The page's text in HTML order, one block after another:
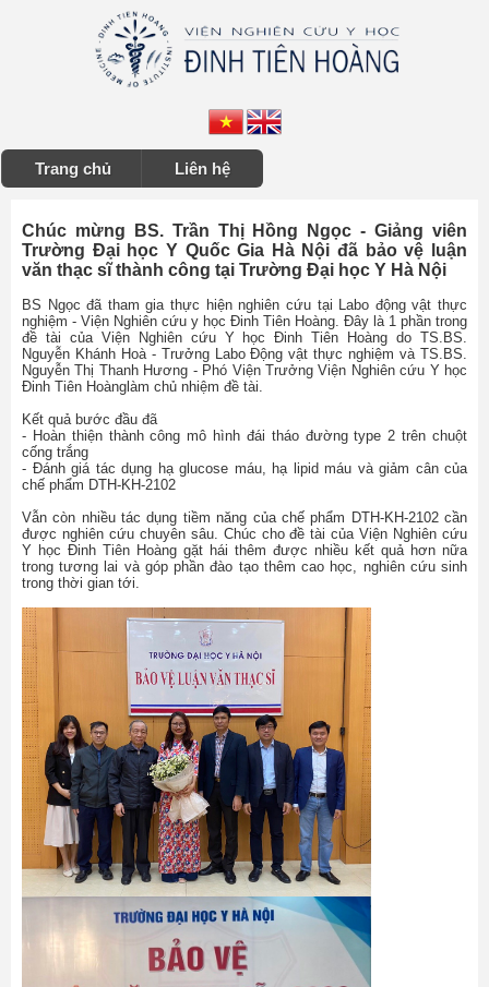
Trang chủ Liên hệ
Chúc mừng BS. Trần Thị Hồng Ngọc - Giảng viên
Trường Đại học Y Quốc Gia Hà Nội đã bảo vệ luận
văn thạc sĩ thành công tại Trường Đại học Y Hà Nội
BS Ngọc đã tham gia thực hiện nghiên cứu tại Labo động vật thực
nghiệm - Viện Nghiên cứu y học Đinh Tiên Hoàng. Đây là 1 phần trong
đề tài của Viện Nghiên cứu Y học Đinh Tiên Hoàng do TS.BS.
Nguyễn Khánh Hoà - Trưởng Labo Động vật thực nghiệm và TS.BS.
Nguyễn Thị Thanh Hương - Phó Viện Trưởng Viện Nghiên cứu Y học
Đinh Tiên Hoànglàm chủ nhiệm đề tài.
Kết quả bước đầu đã
- Hoàn thiện thành công mô hình đái tháo đường type 2 trên chuột
cống trắng
- Đánh giá tác dụng hạ glucose máu, hạ lipid máu và giảm cân của
chế phẩm DTH-KH-2102
Vẫn còn nhiều tác dụng tiềm năng của chế phẩm DTH-KH-2102 cần
được nghiên cứu chuyên sâu. Chúc cho đề tài của Viện Nghiên cứu
Y học Đinh Tiên Hoàng gặt hái thêm được nhiều kết quả hơn nữa
trong tương lai và góp phần đào tạo thêm cao học, nghiên cứu sinh
trong thời gian tới.